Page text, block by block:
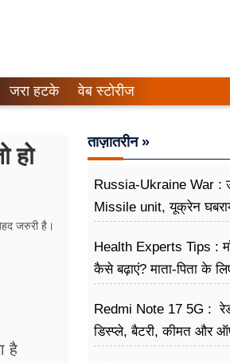
जरा हटके वेब स्टोरीज
हो
जरुरी है।
है
ताज़ातरीन »
Russia-Ukraine War :
Missile unit, यूक्रेन
Health Experts Tips :
कैसे बढ़ाएं? माता-पिता के
Redmi Note 17 5G :
डिस्प्ले, बैटरी, कीमत और